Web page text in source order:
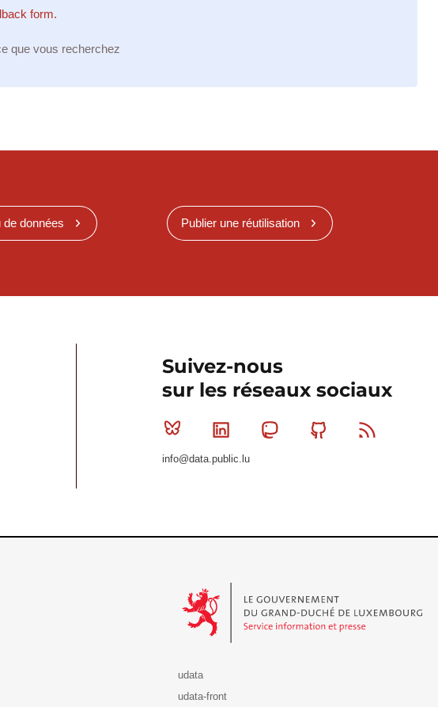
form.
que vous recherchez
de données Publier une réutilisation
Suivez-nous
sur les réseaux sociaux
Bluesky Linkedin MastodonGithub
info@data.public.lu
udata
udata-front